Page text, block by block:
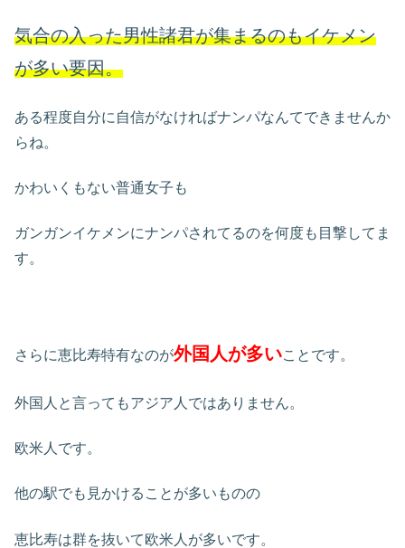
気合の入った男性諸君が集まるのもイケメン
が多い要因。
ある程度自分に自信がなければナンパなんてできませんか
らね。
かわいくもない普通女子も
ガンガンイケメンにナンパされてるのを何度も目撃してま
す。
さらに恵比寿特有なのが外国人が多いことです。
外国人と言ってもアジア人ではありません。
欧米人です。
他の駅でも見かけることが多いものの
恵比寿は群を抜いて欧米人が多いです。